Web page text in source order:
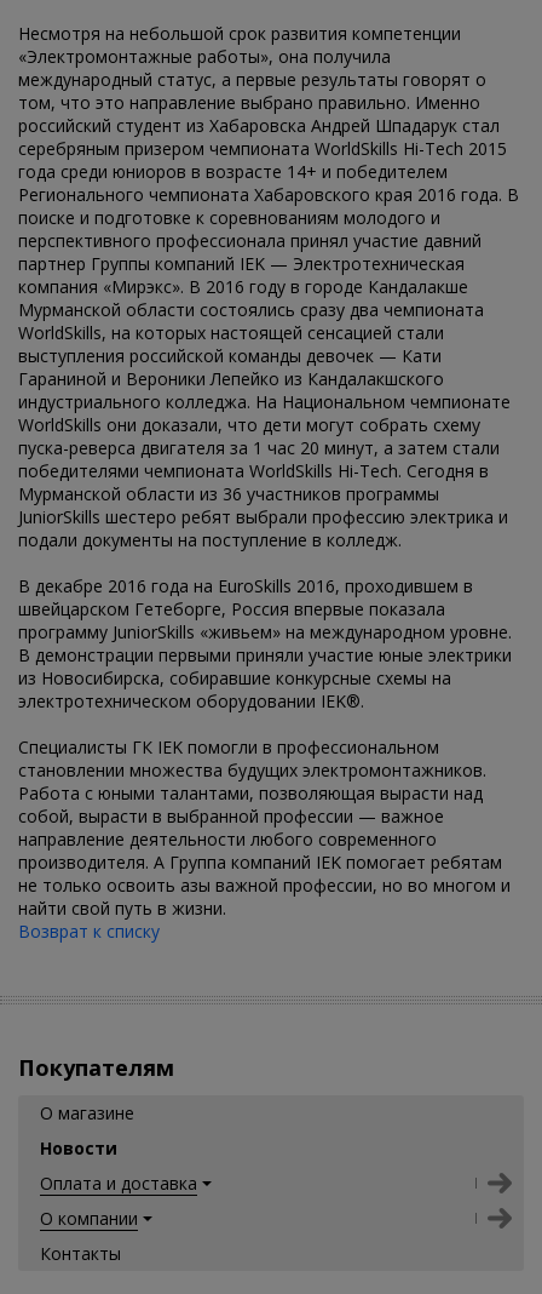
Несмотря на небольшой срок развития компетенции
«Электромонтажные работы», она получила
международный статус, а первые результаты говорят о
том, что это направление выбрано правильно. Именно
российский студент из Хабаровска Андрей Шпадарук стал
серебряным призером чемпионата WorldSkills Hi-Tech 2015
года среди юниоров в возрасте 14+ и победителем
Регионального чемпионата Хабаровского края 2016 года. В
поиске и подготовке к соревнованиям молодого и
перспективного профессионала принял участие давний
партнер Группы компаний IEK — Электротехническая
компания «Мирэкс». В 2016 году в городе Кандалакше
Мурманской области состоялись сразу два чемпионата
WorldSkills, на которых настоящей сенсацией стали
выступления российской команды девочек — Кати
Гараниной и Вероники Лепейко из Кандалакшского
индустриального колледжа. На Национальном чемпионате
WorldSkills они доказали, что дети могут собрать схему
пуска-реверса двигателя за 1 час 20 минут, а затем стали
победителями чемпионата WorldSkills Hi-Tech. Сегодня в
Мурманской области из 36 участников программы
JuniorSkills шестеро ребят выбрали профессию электрика и
подали документы на поступление в колледж.
В декабре 2016 года на EuroSkills 2016, проходившем в
швейцарском Гетеборге, Россия впервые показала
программу JuniorSkills «живьем» на международном уровне.
В демонстрации первыми приняли участие юные электрики
из Новосибирска, собиравшие конкурсные схемы на
электротехническом оборудовании IEK®.
Специалисты ГК IEK помогли в профессиональном
становлении множества будущих электромонтажников.
Работа с юными талантами, позволяющая вырасти над
собой, вырасти в выбранной профессии — важное
направление деятельности любого современного
производителя. А Группа компаний IEK помогает ребятам
не только освоить азы важной профессии, но во многом и
найти свой путь в жизни.
Возврат к списку
Покупателям
О магазине
Новости
Оплата и доставка
О компании
Контакты